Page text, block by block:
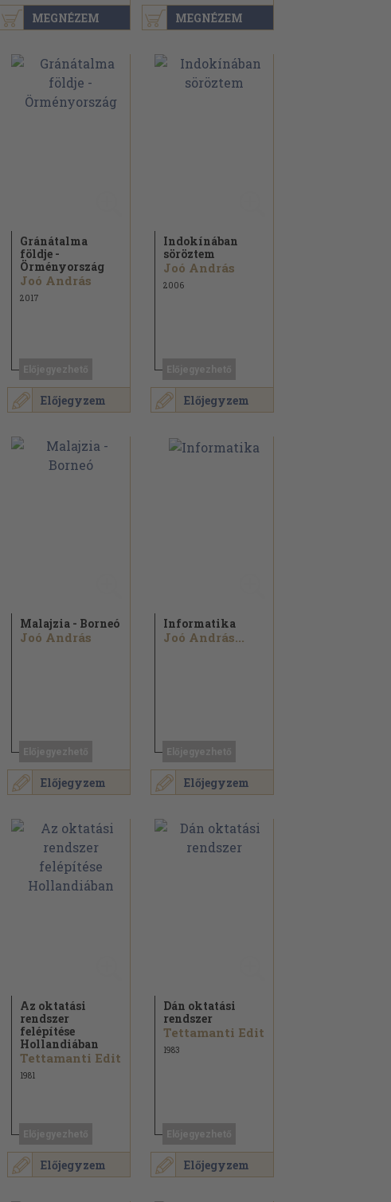
MEGNÉZEM MEGNÉZEM
Előjegyzem
Gránátalma
földje -
Örményország
Joó András
2017
Előjegyzem
Indokínában
söröztem
Joó András
2006
Előjegyzem
Malajzia - Borneó
Joó András
Előjegyzem
Informatika
Joó András...
Előjegyzem
Az oktatási
rendszer
felépítése
Hollandiában
Tettamanti Edit
1981
Előjegyzem
Dán oktatási
rendszer
Tettamanti Edit
1983